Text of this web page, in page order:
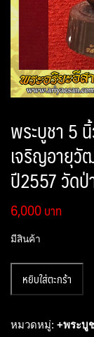
พระบูชา 5
เจริญอายุวั
ปี2557 วัด
6,000
มีสินค้า
พระ
5
หยิบใส่ตะกร้า
หมวดหมู่: +พระบู